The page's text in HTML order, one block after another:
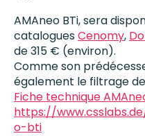
AMAneo BTi, sera
cataloguesCenomy,
de 315 € (environ).
Comme son
également le filtrage
Fiche technique
https://
o-bti